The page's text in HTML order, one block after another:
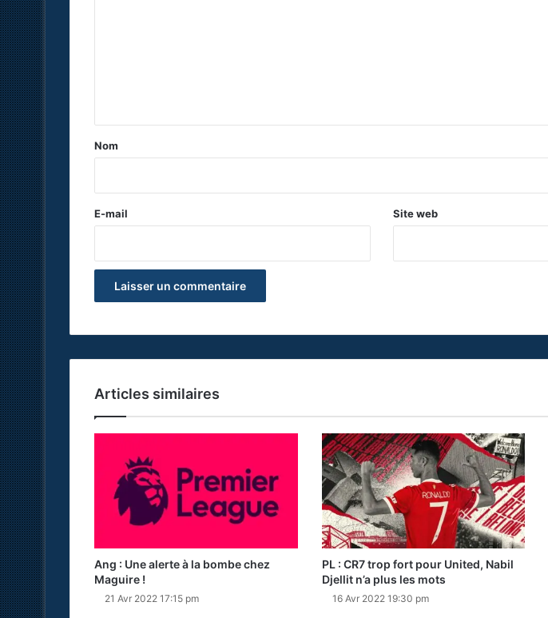
a
e
Nom
E-mail Site web
Articles similaires
Ang : Une alerte à la bombe chez
Maguire !
21 Avr 2022 17:15 pm
PL : CR7 trop fort pour United, Nabil
Djellit n’a plus les mots
16 Avr 2022 19:30 pm